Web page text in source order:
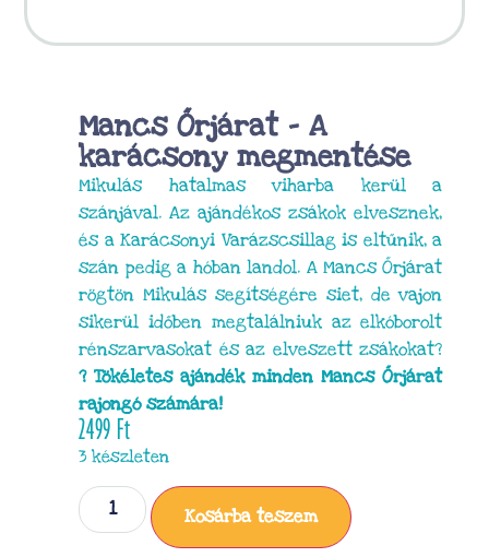
Mancs Őrjárat – A
karácsony megmentése
Mikulás hatalmas viharba kerül a
szánjával. Az ajándékos zsákok elvesznek,
és a Karácsonyi Varázscsillag is eltűnik, a
szán pedig a hóban landol. A Mancs Őrjárat
rögtön Mikulás segítségére siet, de vajon
sikerül időben megtalálniuk az elkóborolt
rénszarvasokat és az elveszett zsákokat?
? Tökéletes ajándék minden Mancs Őrjárat
rajongó számára!
2499Ft
3 készleten
Kosárba teszem